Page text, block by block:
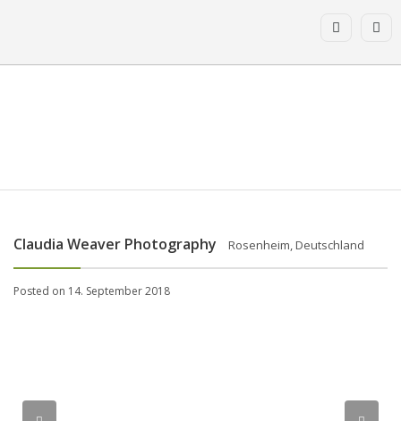
Claudia Weaver Photography Rosenheim, Deutschland
Posted on 14. September 2018